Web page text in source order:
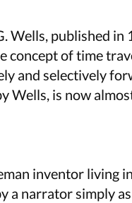
Wells, published in
concept of time
and selectively
Wells, is now
inventor living in
a narrator simply